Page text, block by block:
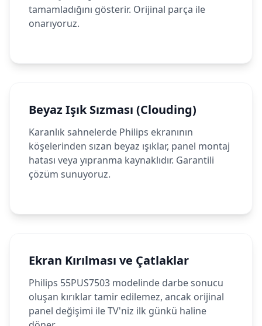
tamamladığını gösterir. Orijinal parça ile
onarıyoruz.
Beyaz Işık Sızması (Clouding)
Karanlık sahnelerde Philips ekranının
köşelerinden sızan beyaz ışıklar, panel montaj
hatası veya yıpranma kaynaklıdır. Garantili
çözüm sunuyoruz.
Ekran Kırılması ve Çatlaklar
Philips 55PUS7503 modelinde darbe sonucu
oluşan kırıklar tamir edilemez, ancak orijinal
panel değişimi ile TV'niz ilk günkü haline